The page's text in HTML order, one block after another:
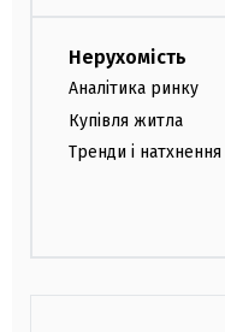
Нерухомість
Аналітика ринку
Купівля житла
Тренди і натхнення